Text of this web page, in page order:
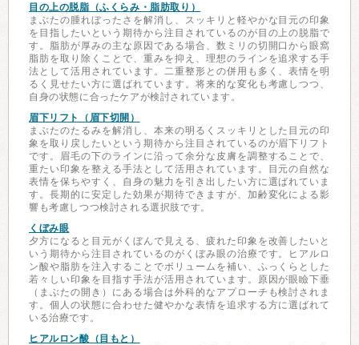
目の上の脱脂（ふくらみ・脂肪取り）
まぶたの腫れぼったさを解消し、スッキリと軽やかな目元の印象
を目指したいという期待から注目されているのが目の上の脱脂で
す。脂肪が厚みの主な原因である場合、数ミリの切開口から眼窩
脂肪を取り除くことで、重みを抑え、理想のラインを追求する手
法として活用されています。二重整形との併用も多く、表情を明
るく見せたい方に選ばれています。将来的な変化も考慮しつつ、
自身の状態に合ったケアが検討されています。
眉下リフト（眉下切開）
まぶたのたるみを解消し、本来の明るくスッキリとした目元の印
象を取り戻したいという期待から注目されているのが眉下リフト
です。眉毛の下のラインに沿って余分な皮膚を調整することで、
重たい印象を整える手法として活用されています。目元の自然な
表情を保ちやすく、自身の魅力を引き出したい方に選ばれていま
す。長期的に安定した効果が期待できますが、加齢変化による影
響も考慮しつつ検討される選択肢です。
くぼみ眼
夕方になると目元がくぼんで見える、疲れた印象を改善したいと
いう期待から注目されているのがくぼみ眼の治療です。ヒアルロ
ン酸や脂肪を注入することでボリュームを補い、ふっくらとした
若々しい印象を目指す手法が活用されています。原因が眼瞼下垂
（まぶたの開き）にある場合は外科的なアプローチも検討されま
す。個人の状態に合わせた健やかな表情を追求する方に選ばれて
いる治療です。
ヒアルロン酸（目もと）